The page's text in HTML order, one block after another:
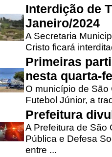
Interdição de
Janeiro/2024
A Secretaria
Cristo ficará
Primeiras
nesta quarta-
O município de
Futebol Júnior, a
Prefeitura
A Prefeitura de São
Pública e Defesa
entre ...